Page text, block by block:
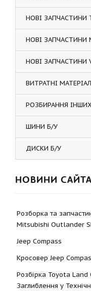
НОВІ ЗАПЧАСТИНИ
НОВІ ЗАПЧАСТИНИ
НОВІ ЗАПЧАСТИНИ
ВИТРАТНІ
РОЗБИРАННЯ
ШИНИ Б/У
ДИСКИ Б/У
НОВИНИ САЙТА
Розборка та
Mitsubishi Outlander
Jeep Compass
Кросовер Jeep
Розбірка Toyota Land
Заглиблення у